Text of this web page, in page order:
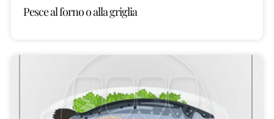
Pesce al forno o alla griglia